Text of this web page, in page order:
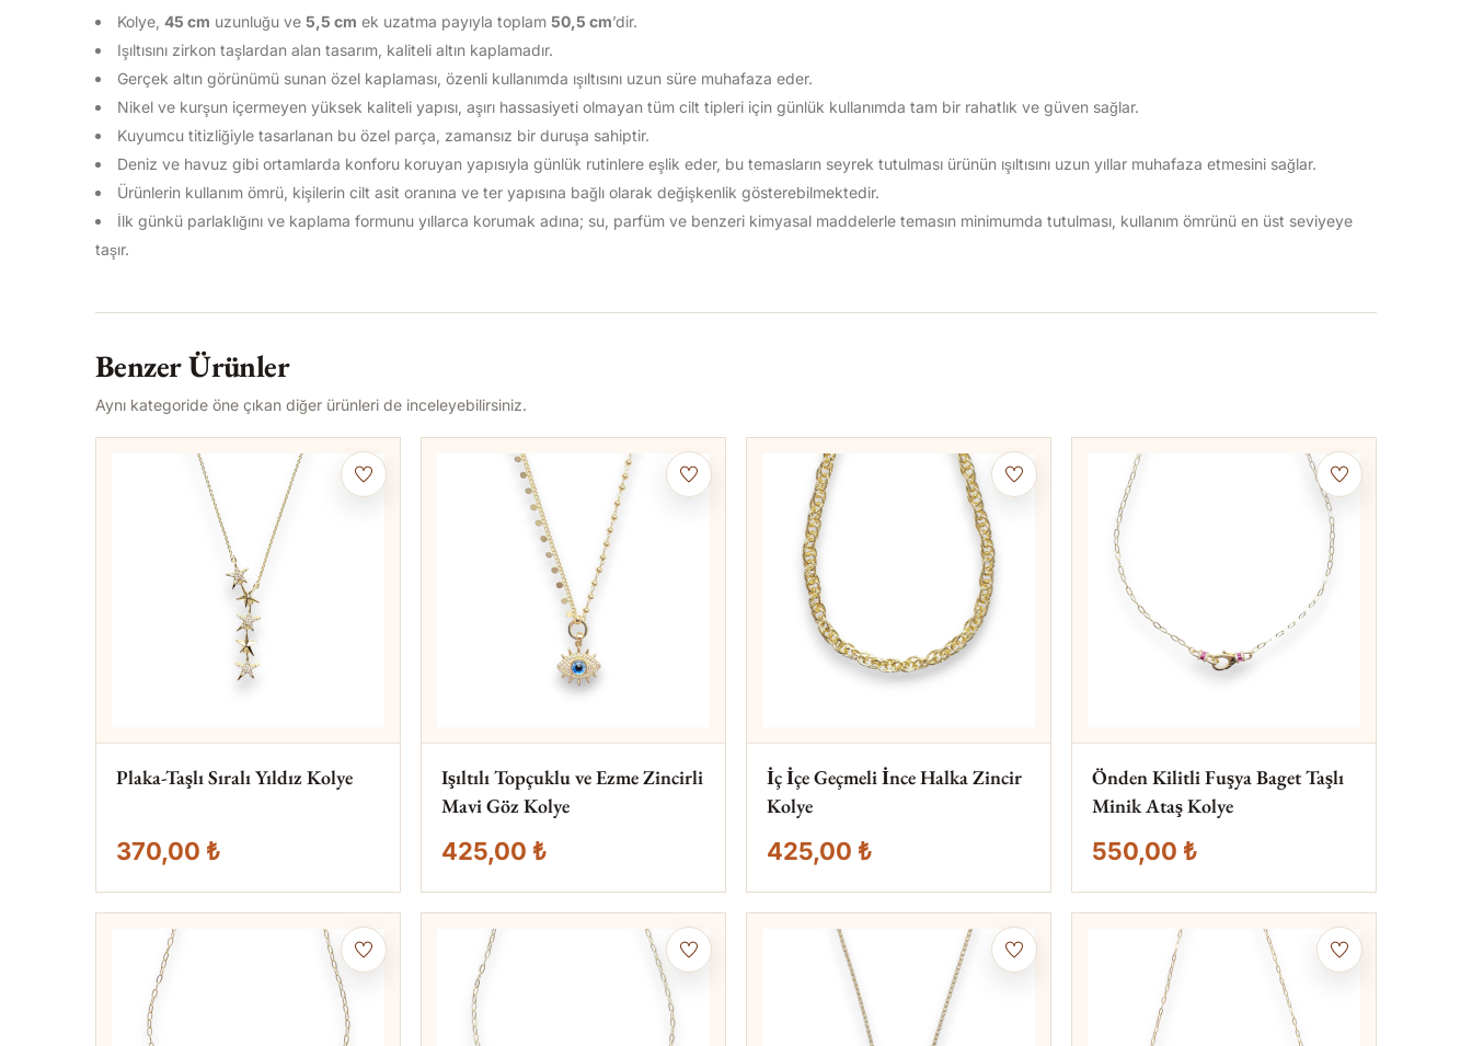
Kolye, 45 cm uzunluğu ve 5,5 cm ek uzatma payıyla toplam 50,5 cm’dir.
Işıltısını zirkon taşlardan alan tasarım, kaliteli altın kaplamadır.
Gerçek altın görünümü sunan özel kaplaması, özenli kullanımda ışıltısını uzun süre muhafaza eder.
Nikel ve kurşun içermeyen yüksek kaliteli yapısı, aşırı hassasiyeti olmayan tüm cilt tipleri için günlük kullanımda tam bir rahatlık ve güven sağlar.
Kuyumcu titizliğiyle tasarlanan bu özel parça, zamansız bir duruşa sahiptir.
Deniz ve havuz gibi ortamlarda konforu koruyan yapısıyla günlük rutinlere eşlik eder, bu temasların seyrek tutulması ürünün ışıltısını uzun yıllar muhafaza etmesini sağlar.
Ürünlerin kullanım ömrü, kişilerin cilt asit oranına ve ter yapısına bağlı olarak değişkenlik gösterebilmektedir.
İlk günkü parlaklığını ve kaplama formunu yıllarca korumak adına; su, parfüm ve benzeri kimyasal maddelerle temasın minimumda tutulması, kullanım ömrünü en üst seviyeye
taşır.
Benzer Ürünler
Aynı kategoride öne çıkan diğer ürünleri de inceleyebilirsiniz.
Plaka-Taşlı Sıralı Yıldız Kolye
370,00 ₺
Işıltılı Topçuklu ve Ezme Zincirli
Mavi Göz Kolye
425,00 ₺
İç İçe Geçmeli İnce Halka Zincir
Kolye
425,00 ₺
Önden Kilitli Fuşya Baget Taşlı
Minik Ataş Kolye
550,00 ₺